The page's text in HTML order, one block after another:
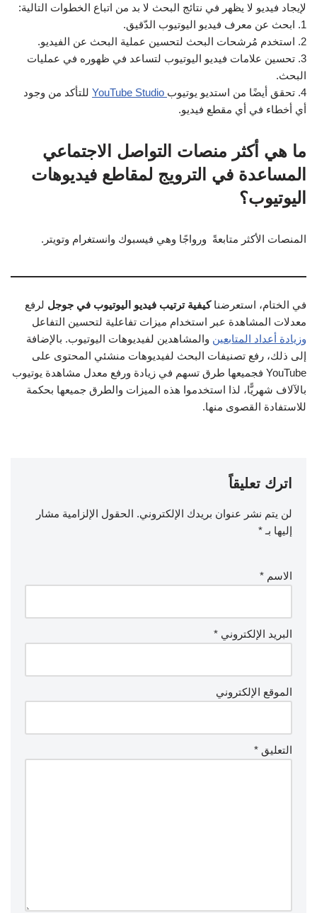
لإيجاد فيديو لا يظهر في نتائج البحث لا بد من اتباع الخطوات التالية:
1. ابحث عن معرف فيديو اليوتيوب الدّقيق.
2. استخدم مُرشحات البحث لتحسين عملية البحث عن الفيديو.
3. تحسين علامات فيديو اليوتيوب لتساعد في ظهوره في عمليات
البحث.
4. تحقق أيضًا من استديو يوتيوب
للتأكد من وجود
أي أخطاء في أي مقطع فيديو.
ما هي أكثر منصات التواصل الاجتماعي
المساعدة في الترويج لمقاطع فيديوهات
اليوتيوب؟
المنصات الأكثر متابعةً ورواجًا وهي فيسبوك وانستغرام وتويتر.
في الختام، استعرضناكيفية ترتيب فيديو اليوتيوب في جوجل لرفع
معدلات المشاهدة عبر استخدام ميزات تفاعلية لتحسين التفاعل
وزيادة أعداد المتابعين والمشاهدين لفيديوهات اليوتيوب. بالإضافة
إلى ذلك، رفع تصنيفات البحث لفيديوهات منشئي المحتوى على
YouTube فجميعها طرق تسهم في زيادة ورفع معدل مشاهدة يوتيوب
بالآلاف شهريًّا، لذا استخدموا هذه الميزات والطرق جميعها بحكمة
للاستفادة القصوى منها.
اترك تعليقاً
لن يتم نشر عنوان بريدك الإلكتروني. الحقول الإلزامية مشار
إليها بـ *
الاسم *
البريد الإلكتروني *
الموقع الإلكتروني
التعليق *